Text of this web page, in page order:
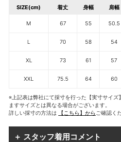
SIZE(cm) 着丈 身幅 肩幅
M 67 55 50.5
L 70 58 54
XL 73 61 57
XXL 75.5 64 60
※上記表は弊社にて採寸を行った【実寸サイ
ますサイズとは異なる場合がございます。
詳しい採寸の方法は
【こちら】からご確認く
＋ スタッフ着用コメント